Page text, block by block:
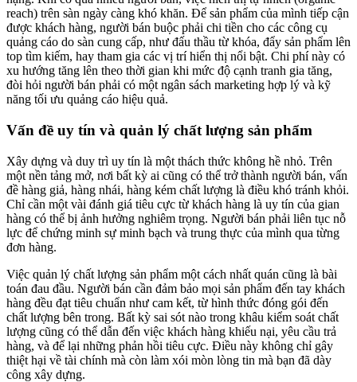
reach) trên sàn ngày càng khó khăn. Để sản phẩm của mình tiếp cận
được khách hàng, người bán buộc phải chi tiền cho các công cụ
quảng cáo do sàn cung cấp, như đấu thầu từ khóa, đẩy sản phẩm lên
top tìm kiếm, hay tham gia các vị trí hiển thị nổi bật. Chi phí này có
xu hướng tăng lên theo thời gian khi mức độ cạnh tranh gia tăng,
đòi hỏi người bán phải có một ngân sách marketing hợp lý và kỹ
năng tối ưu quảng cáo hiệu quả.
Vấn đề uy tín và quản lý chất lượng sản phẩm
Xây dựng và duy trì uy tín là một thách thức không hề nhỏ. Trên
một nền tảng mở, nơi bất kỳ ai cũng có thể trở thành người bán, vấn
đề hàng giả, hàng nhái, hàng kém chất lượng là điều khó tránh khỏi.
Chỉ cần một vài đánh giá tiêu cực từ khách hàng là uy tín của gian
hàng có thể bị ảnh hưởng nghiêm trọng. Người bán phải liên tục nỗ
lực để chứng minh sự minh bạch và trung thực của mình qua từng
đơn hàng.
Việc quản lý chất lượng sản phẩm một cách nhất quán cũng là bài
toán đau đầu. Người bán cần đảm bảo mọi sản phẩm đến tay khách
hàng đều đạt tiêu chuẩn như cam kết, từ hình thức đóng gói đến
chất lượng bên trong. Bất kỳ sai sót nào trong khâu kiểm soát chất
lượng cũng có thể dẫn đến việc khách hàng khiếu nại, yêu cầu trả
hàng, và để lại những phản hồi tiêu cực. Điều này không chỉ gây
thiệt hại về tài chính mà còn làm xói mòn lòng tin mà bạn đã dày
công xây dựng.